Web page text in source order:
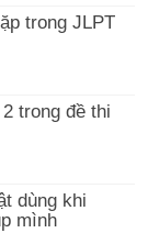
trong JLPT
trong đề thi
dùng khi
mình